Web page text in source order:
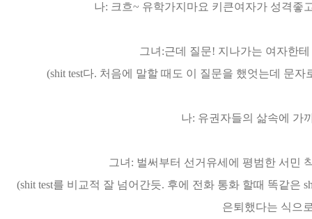
나: 크흐~ 유학가지마요 키큰여자가 성격좋
그녀:근데 질문! 지나가는 여자한
(shit test다. 처음에 말할 때도 이 질문을 했엇는데 문
나: 유권자들의 삶속에 가
그녀: 벌써부터 선거유세에 평범한 서민
(shit test를 비교적 잘 넘어간듯. 후에 전화 통화 할때 똑같은
은퇴했다는 식으